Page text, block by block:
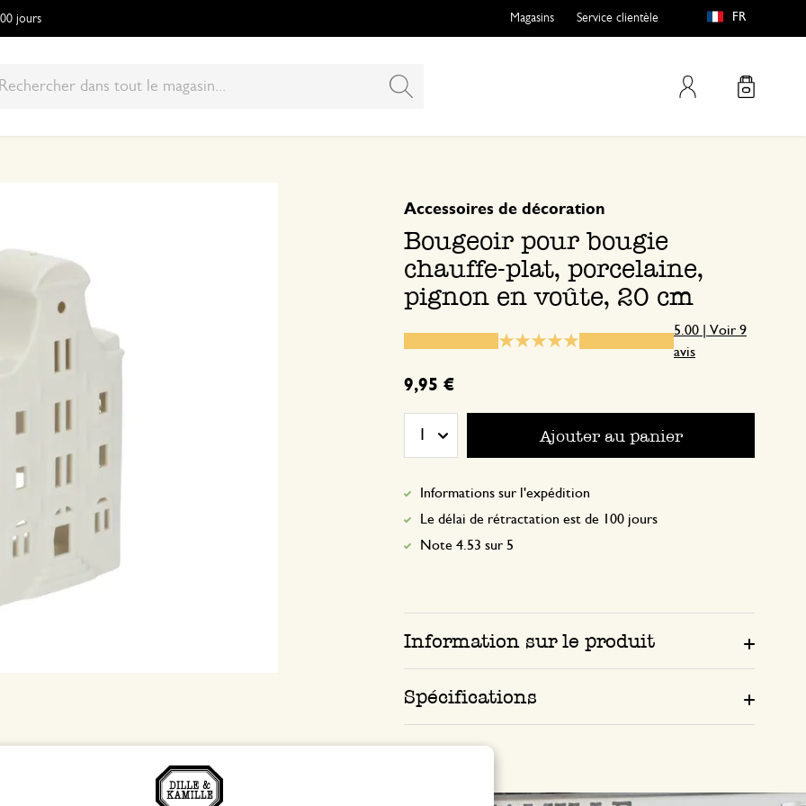
jours
Mon compte
Magasins Service clientèle FR
Bougeoir pour bougie
chauffe-plat, porcelaine,
pignon en voûte, 20 cm
Accessoires de décoration
5.00 | Voir 9
avis
9,95 €
Ajouter au panier
Informations sur l'expédition
Le délai de rétractation est de 100 jours
Note 4.53 sur 5
Information sur le produit
Spécifications
3
2
Très satisfaite très beau
Très satisfaite très beau
2 décembre 2024
Jolis bougeoirs maison de Noël !